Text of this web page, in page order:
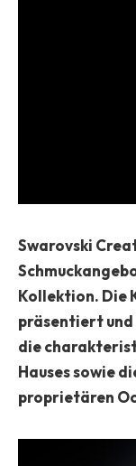
Swarovski
Kollektion. Die
präsentiert
die
Hauses sowie
proprietären